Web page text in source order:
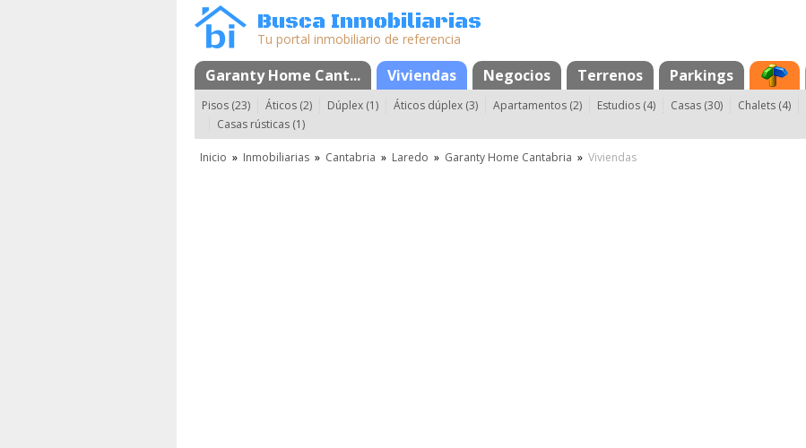
Busca Inmobiliarias
Tu portal inmobiliario de referencia
Garanty Home Cant... Viviendas Negocios Terrenos Parkings
MapaFavoritos
Pisos (23) Áticos (2) Dúplex (1) Áticos dúplex (3) Apartamentos (2) Estudios (4) Casas (30) Chalets (4)
Casas rústicas (1)
Inicio » Inmobiliarias » Cantabria » Laredo » Garanty Home Cantabria » Viviendas